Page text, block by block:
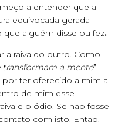
a entender que a
equivocada gerada
alguém disse ou fez.
a raiva do outro. Como
transformam a mente”,
por ter oferecido a mim a
de mim esse
e o ódio. Se não fosse
com isto. Então,